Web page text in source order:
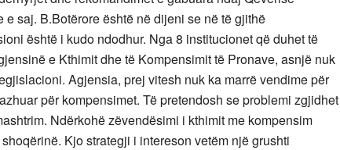
saj. B.Botërore është në dijeni se në të gjithë
është i kudo ndodhur. Nga 8 institucionet që duhet të
e Kthimit dhe të Kompensimit të Pronave, asnjë nuk
Agjensia, prej vitesh nuk ka marrë vendime për
për kompensimet. Të pretendosh se problemi zgjidhet
Ndërkohë zëvendësimi i kthimit me kompensim
Kjo strategji i intereson vetëm një grushti